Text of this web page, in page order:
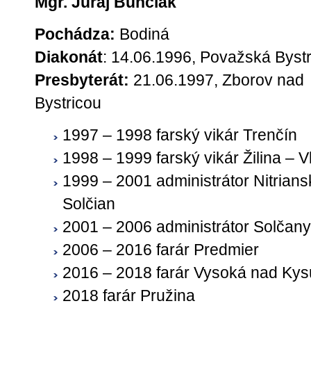
Pochádza: Bodiná
Diakonát: 14.06.1996, Považská
Presbyterát: 21.06.1997, Zborov nad
Bystricou
1997 – 1998 farský vikár Trenčín
1998 – 1999 farský vikár Žilina –
1999 – 2001 administrátor
Solčian
2001 – 2006 administrátor Solčany
2006 – 2016 farár Predmier
2016 – 2018 farár Vysoká nad
2018 farár Pružina